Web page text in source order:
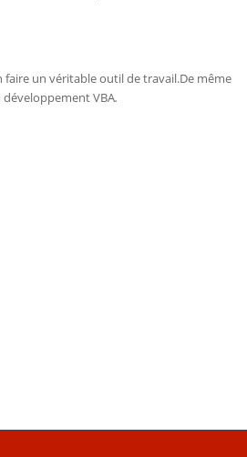
un véritable outil de travail.De même
développement VBA.